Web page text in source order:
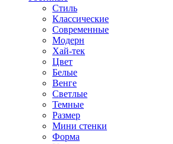
Стиль
Классические
Современные
Модерн
Хай-тек
Цвет
Белые
Венге
Светлые
Темные
Размер
Мини стенки
Форма